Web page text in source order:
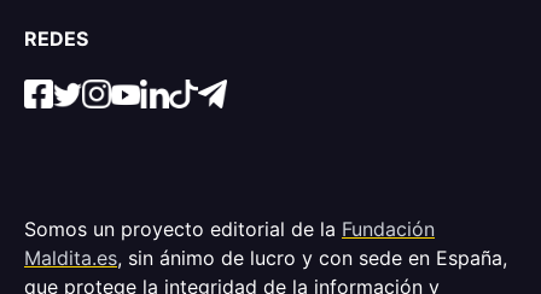
REDES
Somos un proyecto editorial de la Fundación
Maldita.es, sin ánimo de lucro y con sede en España,
que protege la integridad de la información y